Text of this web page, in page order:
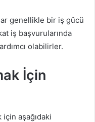
genellikle bir iş gücü
iş başvurularında
olabilirler.
İçin
için aşağıdaki